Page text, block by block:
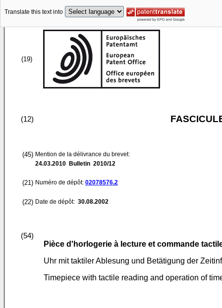
Translate this text into
(19)
(12)
(45) Mention de la délivrance du brevet:
24.03.2010 Bulletin 2010/12
(21) Numéro de dépôt: 02078576.2
(22) Date de dépôt: 30.08.2002
(54)
Pièce d'horlogerie à lecture et commande
Uhr mit taktiler Ablesung und Betätigung der
Timepiece with tactile reading and operation of